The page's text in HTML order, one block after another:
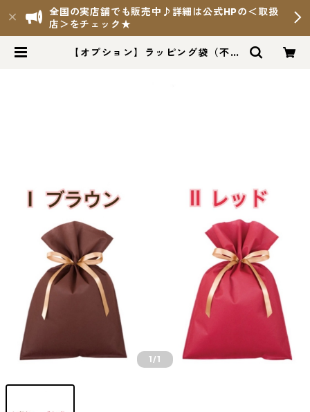
全国の実店舗でも販売中♪詳細は公式HPの＜取扱
店＞をチェック★
【オプション】ラッピング袋（不織
1/1